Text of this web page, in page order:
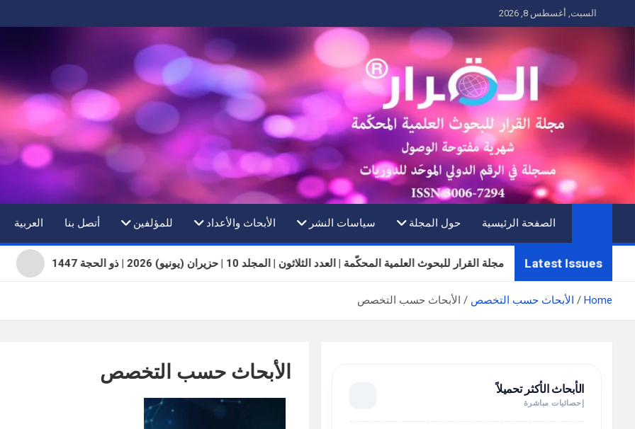
to
السبت, أغسطس 8, 2026
الصفحة الرئيسية حول المجلة سياسات النشر الأبحاث والأعداد للمؤلفين أتصل بنا العربية
Latest Issues مجلة القرار للبحوث العلمية المحكّمة | العدد الثلاثون | المجلد 10 | حزيران (يونيو) 2026 | ذو الحجة 1447
Home الأبحاث حسب التخصص الأبحاث حسب التخصص
الأبحاث حسب التخصص
الأبحاث الأكثر تحميلاً
إحصائيات مباشرة